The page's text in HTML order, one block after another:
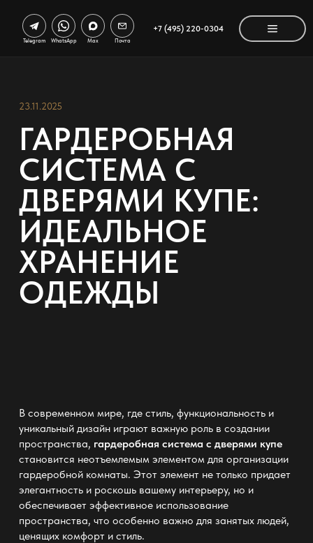
+7 (495) 220-0304
Telegram WhatsApp Max Почта
23.11.2025
ГАРДЕРОБНАЯ
СИСТЕМА С
ДВЕРЯМИ КУПЕ:
ИДЕАЛЬНОЕ
ХРАНЕНИЕ
ОДЕЖДЫ
В современном мире, где стиль, функциональность и
уникальный дизайн играют важную роль в создании
пространства, гардеробная система с дверями купе
становится неотъемлемым элементом для организации
гардеробной комнаты. Этот элемент не только придает
элегантность и роскошь вашему интерьеру, но и
обеспечивает эффективное использование
пространства, что особенно важно для занятых людей,
ценящих комфорт и стиль.